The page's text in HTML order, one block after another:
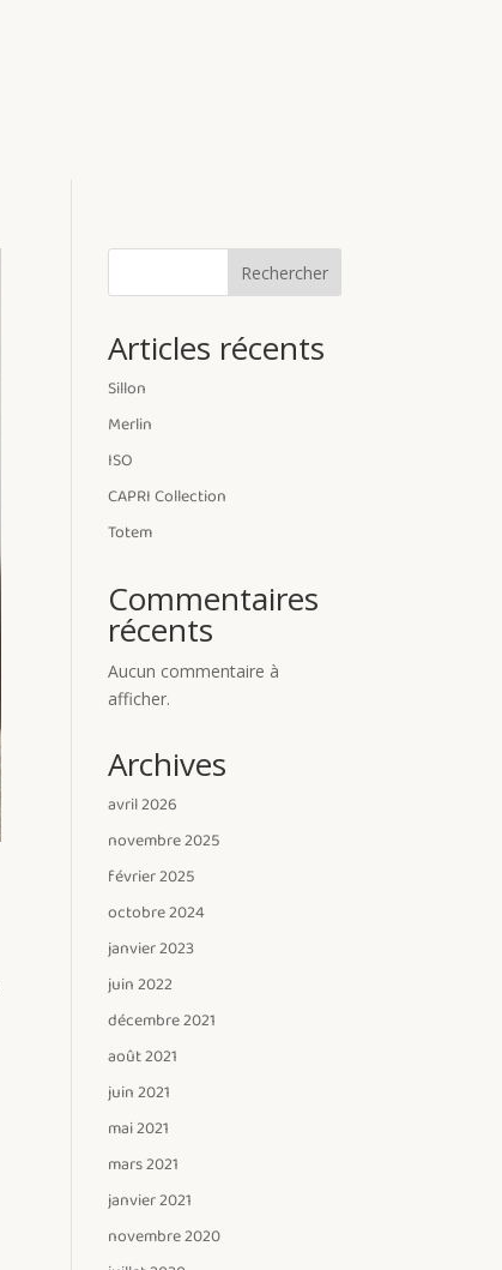
Rechercher
Articles récents
Sillon
Merlin
ISO
CAPRI Collection
Totem
Commentaires
récents
Aucun commentaire à
afficher.
Archives
avril 2026
novembre 2025
février 2025
octobre 2024
janvier 2023
juin 2022
décembre 2021
août 2021
juin 2021
mai 2021
mars 2021
janvier 2021
novembre 2020